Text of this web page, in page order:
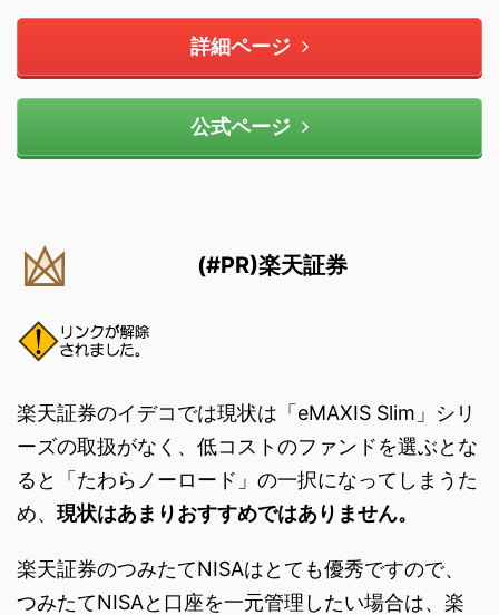
詳細ページ
公式ページ
(#PR)楽天証券
楽天証券のイデコでは現状は「eMAXIS Slim」シリ
ーズの取扱がなく、低コストのファンドを選ぶとな
ると「たわらノーロード」の一択になってしまうた
め、 現状はあまりおすすめではありません。
楽天証券のつみたてNISAはとても優秀ですので、
つみたてNISAと口座を一元管理したい場合は、楽